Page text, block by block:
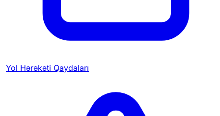
Yol Hərəkəti Qaydaları